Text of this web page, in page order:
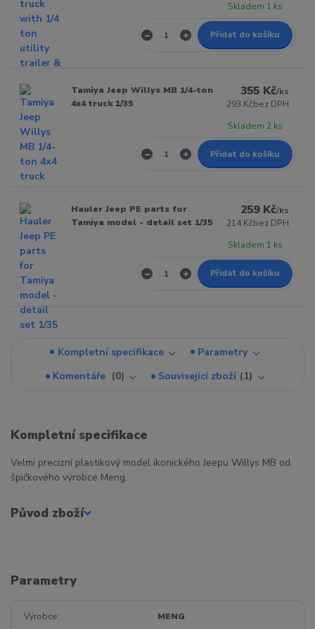
Skladem 1 ks
Přidat do košíku
Tamiya Jeep Willys MB 1/4-ton
4x4 truck 1/35
355 Kč/ks
293 Kčbez DPH
Skladem 2 ks
Přidat do košíku
Hauler Jeep PE parts for
Tamiya model - detail set 1/35
259 Kč/ks
214 Kčbez DPH
Skladem 1 ks
Přidat do košíku
Kompletní specifikace
Parametry
Komentáře
0 Související zboží 1
Kompletní specifikace
Velmi precizní plastikový model ikonického Jeepu Willys MB od
špičkového výrobce Meng.
Původ zboží
Parametry
Výrobce MENG